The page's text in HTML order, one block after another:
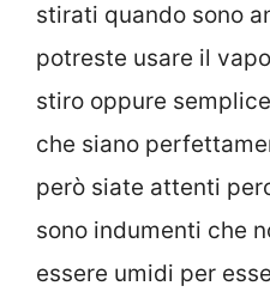
stirati quando sono
potreste usare il
stiro oppure
che siano
però siate attenti
sono indumenti che
essere umidi per